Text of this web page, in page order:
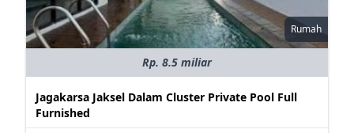
Rumah
Rp. 8.5 miliar
Jagakarsa Jaksel Dalam Cluster Private Pool Full
Furnished